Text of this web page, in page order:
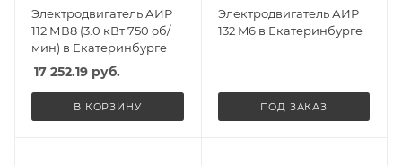
Электродвигатель АИР
112 МВ8 (3.0 кВт 750 об/
мин) в Екатеринбурге
17 252.19 руб.
В КОРЗИНУ
Электродвигатель АИР
132 M6 в Екатеринбурге
ПОД ЗАКАЗ